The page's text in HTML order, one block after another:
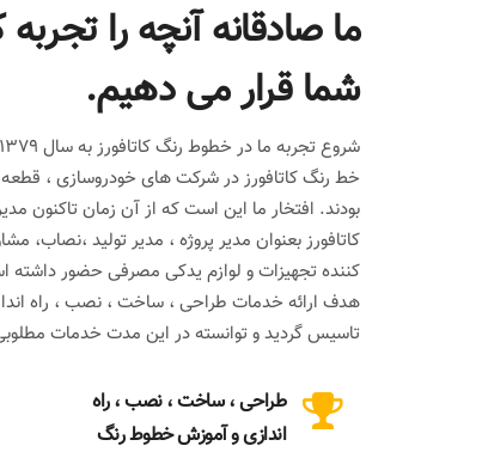
ما صادقانه آنچه را تجربه
شما قرار می دهیم.
خط رنگ کاتافورز در شرکت های خودروسازی ، قطعه
بودند. افتخار ما این است که از آن زمان تاکنون
کاتافورز بعنوان مدیر پروژه ، مدیر تولید ،نصاب،
کننده تجهیزات و لوازم یدکی مصرفی حضور
هدف ارائه خدمات طراحی ، ساخت ، نصب ، راه
تاسیس گردید و توانسته در این مدت خدمات مطلوبی
طراحی ، ساخت ، نصب ، راه
اندازی و آموزش خطوط رنگ